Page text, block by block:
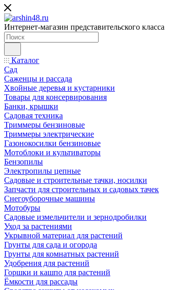
Интернет-магазин представительского класса
Каталог
Сад
Саженцы и рассада
Хвойные деревья и кустарники
Товары для консервирования
Банки, крышки
Садовая техника
Триммеры бензиновые
Триммеры электрические
Газонокосилки бензиновые
Мотоблоки и культиваторы
Бензопилы
Электропилы цепные
Садовые и строительные тачки, носилки
Запчасти для строительных и садовых тачек
Снегоуборочные машины
Мотобуры
Садовые измельчители и зернодробилки
Уход за растениями
Укрывной материал для растений
Грунты для сада и огорода
Грунты для комнатных растений
Удобрения для растений
Горшки и кашпо для растений
Ёмкости для рассады